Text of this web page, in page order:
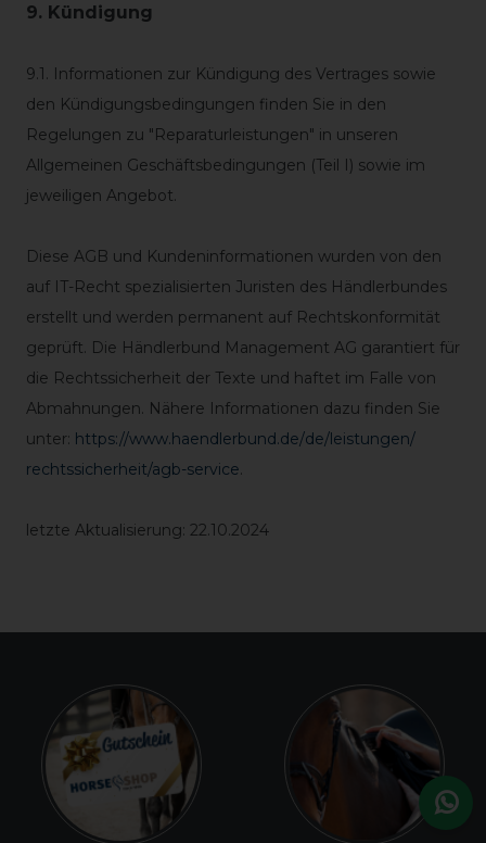
9. Kündigung
9.1. Informationen zur Kündigung des Vertrages sowie
den Kündigungsbedingungen finden Sie in den
Regelungen zu "Reparaturleistungen" in unseren
Allgemeinen Geschäftsbedingungen (Teil I) sowie im
jeweiligen Angebot.
Diese AGB und Kundeninformationen wurden von den
auf IT-Recht spezialisierten Juristen des Händlerbundes
erstellt und werden permanent auf Rechtskonformität
geprüft. Die Händlerbund Management AG garantiert für
die Rechtssicherheit der Texte und haftet im Falle von
Abmahnungen. Nähere Informationen dazu finden Sie
unter: https://www.haendlerbund.de/de/leistungen/
rechtssicherheit/agb-service.
letzte Aktualisierung: 22.10.2024